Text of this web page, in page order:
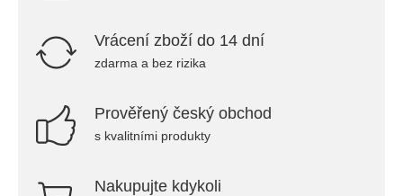
Vrácení zboží do 14 dní
zdarma a bez rizika
Prověřený český obchod
s kvalitními produkty
Nakupujte kdykoli